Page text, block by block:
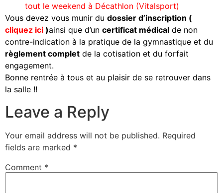
tout le weekend à Décathlon (Vitalsport)
Vous devez vous munir du dossier d’inscription (
cliquez ici )ainsi que d’un certificat médical de non
contre-indication à la pratique de la gymnastique et du
règlement complet de la cotisation et du forfait
engagement.
Bonne rentrée à tous et au plaisir de se retrouver dans
la salle !!
Leave a Reply
Your email address will not be published. Required
fields are marked *
Comment *